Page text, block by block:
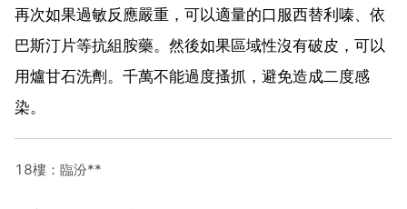
再次如果過敏反應嚴重，可以適量的口服西替利嗪、依
巴斯汀片等抗組胺藥。然後如果區域性沒有破皮，可以
用爐甘石洗劑。千萬不能過度搔抓，避免造成二度感
染。
18樓：臨汾**